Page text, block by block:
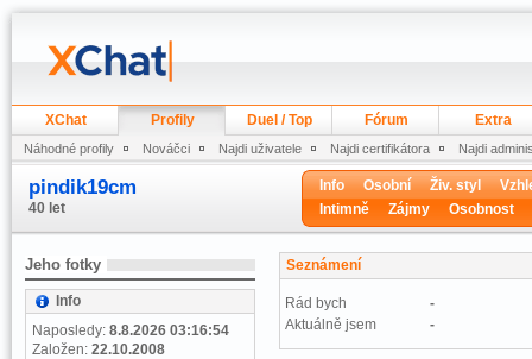
XChat Profily Duel / Top Fórum Extra
Náhodné profily Nováčci Najdi uživatele Najdi certifikátora Najdi
pindik19cm
40 let
Info Osobní Živ. styl
Intimně
Zájmy Osobnost
Jeho fotky
Info
Naposledy: 8.8.2026 03:16:54
Založen: 22.10.2008
Seznámení
Rád bych
-
Aktuálně jsem
-